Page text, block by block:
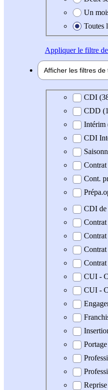
Un
Toutes
Appliquerle filtre de
Afficher les filtres de
Type de contrat
CDI
CDD
Intérim
CDI
Contrat
Cont.
CDI de
Contrat
Contrat
CUI -
CUI -